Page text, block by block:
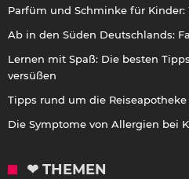
Parfüm und Schminke für Kinder:
Ab in den Süden Deutschlands:
Lernen mit Spaß: Die besten
versüßen
Tipps rund um die
Die Symptome von Allergien bei
❤ THEMEN